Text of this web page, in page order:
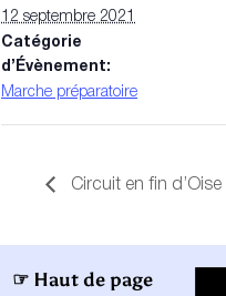
12 septembre 2021
Catégorie
d’Évènement:
Marche préparatoire
Circuit en fin d’Oise
☞ Haut de page